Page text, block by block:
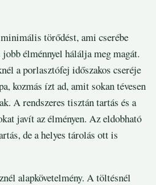
törődést, ami cserébe
élménnyel hálálja meg magát.
a porlasztófej időszakos cseréje
kozmás ízt ad, amit sokan tévesen
A rendszeres tisztán tartás és a
javít az élményen. Az eldobható
de a helyes tárolás ott is
alapkövetelmény. A töltésnél